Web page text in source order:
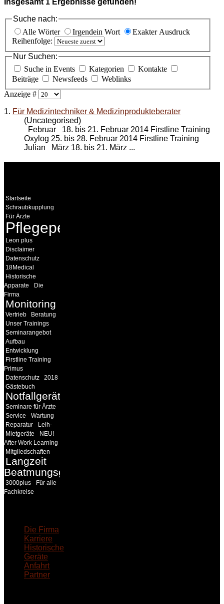
Insgesamt 1 Ergebnisse gefunden!
Suche nach:
Alle Wörter
Irgendein Wort
Exakter Ausdruck
Reihenfolge:
Nur Suchen:
Suche in Events
Kategorien
Kontakte
Beiträge
Newsfeeds
Weblinks
Anzeige #
1. Für Medizintechniker & Medizinprodukteberater
(Uncategorised)
Februar 18. bis 21. Februar 2014 Firstline Training
Oxylog 25. bis 28. Februar 2014 Firstline Training
Julian März 18. bis 21. März ...
Startseite
Schraubkupplung
Für Ärzte
Pflegepersonal
Leon plus
Disclaimer
Datenschutz
18Medical
Historische
Apparate
Die
Firma
Monitoring
Vertrieb
Beratung
Unser Trainings
Seminarangebot
Aufbau
Entwicklung
Firstline Training
Primus
Datenschutz
2018
Gästebuch
Notfallgeräte
Seminare für Ärzte
Service
Wartung
Reparatur
Leih-
Mietgeräte
NEU!
After Work Learning
Mitgliedschaften
Langzeit
Beatmungsgeräte
3000plus
Für alle
Fachkreise
Die Firma
Karriere
Historische
Geräte
Anfahrt
Partner